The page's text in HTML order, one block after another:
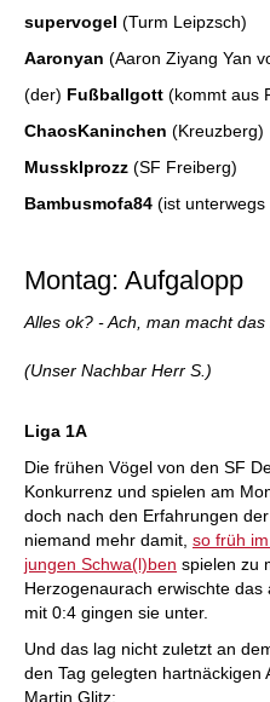
supervogel (Turm Leipzsch)
Aaronyan (Aaron Ziyang Yan
(der) Fußballgott (kommt aus
ChaosKaninchen (Kreuzberg)
Mussklprozz (SF Freiberg)
Bambusmofa84 (ist unterwegs
Montag: Aufgalopp
Alles ok? - Ach, man macht das
(Unser Nachbar Herr S.)
Liga 1A
Die frühen Vögel von den SF
Konkurrenz und spielen am
doch nach den Erfahrungen
niemand mehr damit, so früh
jungen Schwa(l)ben spielen zu
Herzogenaurach erwischte
mit 0:4 gingen sie unter.
Und das lag nicht zuletzt an
den Tag gelegten hartnäckigen
Martin Glitz: